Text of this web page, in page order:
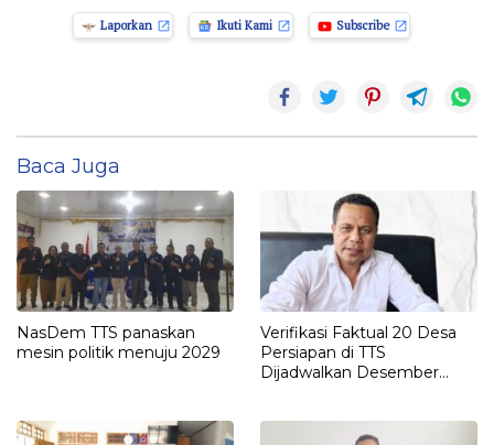
Laporkan Ikuti Kami Subscribe
Baca Juga
NasDem TTS panaskan
mesin politik menuju 2029
Verifikasi Faktual 20 Desa
Persiapan di TTS
Dijadwalkan Desember